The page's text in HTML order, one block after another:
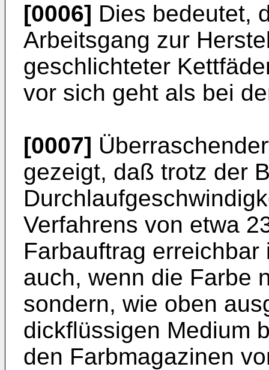
[0006] Dies bedeutet,
Arbeitsgang zur
geschlichteter
vor sich geht als bei
[0007]
gezeigt, daß trotz der
Verfahrens von etwa
Farbauftrag
auch, wenn die Farbe
sondern, wie oben
dickflüssigen Medium
den Farbmagazinen